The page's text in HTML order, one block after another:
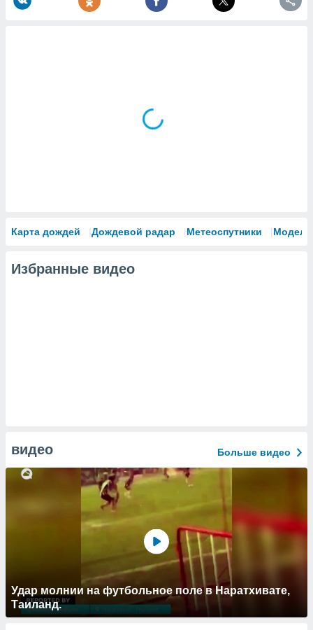
Карта дождей Дождевой радар Метеоспутники Модели
Избранные видео
видео Больше видео
Удар молнии на футбольное поле в Наратхивате,
Таиланд.